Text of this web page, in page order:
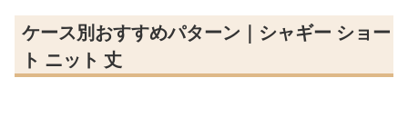
ケース別おすすめパターン｜シャギー ショー
ト ニット 丈